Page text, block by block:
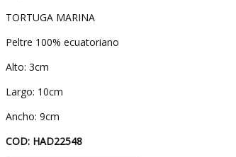
TORTUGA MARINA
Peltre 100% ecuatoriano
Alto: 3cm
Largo: 10cm
Ancho: 9cm
COD: HAD22548